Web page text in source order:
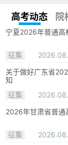
高考动态 院
宁夏2026年普通高
征集
关于做好广东省
知
征集
2026年甘肃省普通
征集